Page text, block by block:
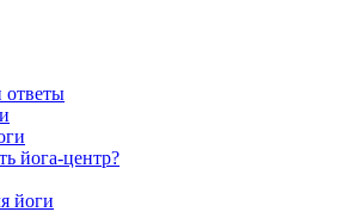
йога-центр?
йоги